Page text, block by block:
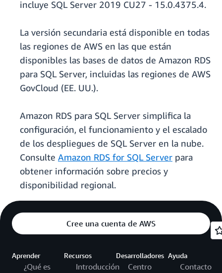
incluye SQL Server 2019 CU27 - 15.0.4375.4.
La versión secundaria está disponible en todas
las regiones de AWS en las que están
disponibles las bases de datos de Amazon RDS
para SQL Server, incluidas las regiones de AWS
GovCloud (EE. UU.).
Amazon RDS para SQL Server simplifica la
configuración, el funcionamiento y el escalado
de los despliegues de SQL Server en la nube.
Consulte Amazon RDS for SQL Server para
obtener información sobre precios y
disponibilidad regional.
Cree una cuenta de AWS
Aprender
¿Qué es
Recursos
Introducción
Desarrolladores
Centro
Ayuda
Contacto